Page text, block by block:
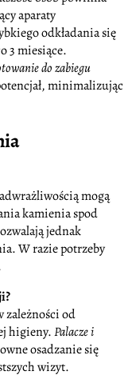
aparaty
odkładania się
3 miesiące.
do zabiegu
minimalizując
mogą
kamienia spod
jednak
W razie potrzeby
zależności od
higieny.Palacze i
osadzanie się
wizyt.